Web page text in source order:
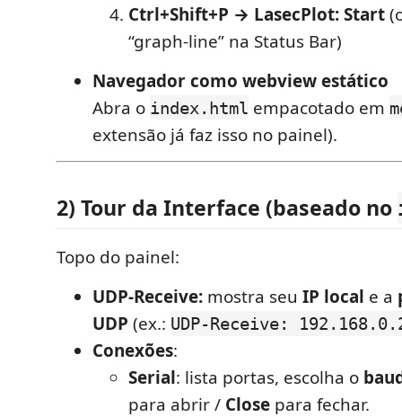
Ctrl+Shift+P → LasecPlot: Start
“graph-line” na Status Bar)
Navegador como webview estático
Abra o index.html empacotado em
extensão já faz isso no painel).
2) Tour da Interface (baseado no
Topo do painel:
UDP-Receive: mostra seu IP local e a
UDP (ex.: UDP-Receive:
Conexões:
Serial: lista portas, escolha o
para abrir / Close para fechar.